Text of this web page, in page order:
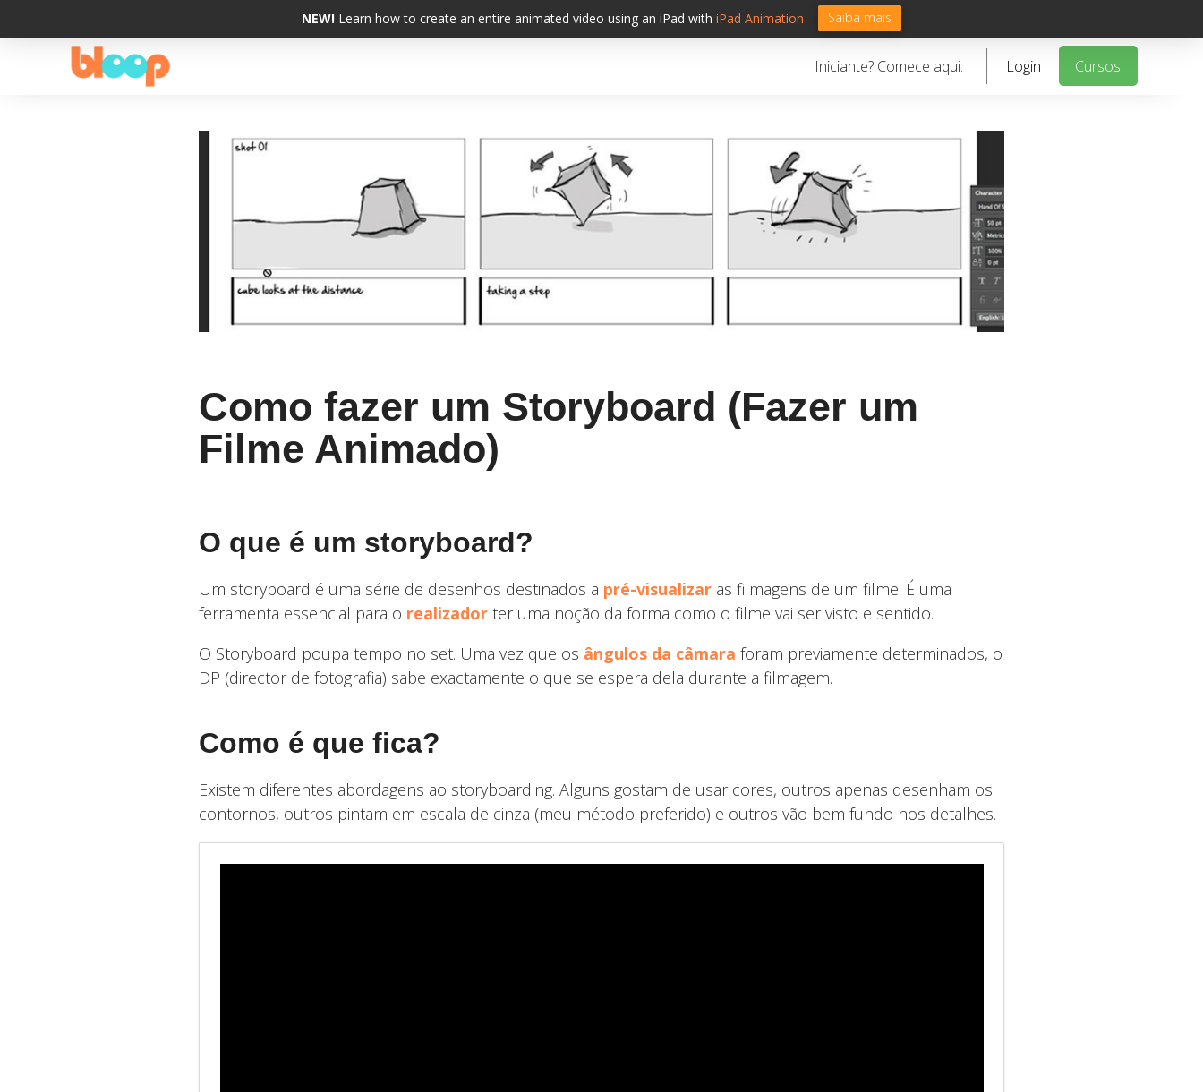
NEW! Learn how to create an entire animated video using an iPad withiPadAnimation Saiba mais
Iniciante? Comece aqui. Login Cursos
Como fazer um Storyboard (Fazer um
Filme Animado)
O que é um storyboard?
Um storyboard é uma série de desenhos destinados a pré-visualizar as filmagens de um filme. É uma
ferramenta essencial para o realizador ter uma noção da forma como o filme vai ser visto e sentido.
O Storyboard poupa tempo no set. Uma vez que os ângulos da câmara foram previamente determinados, o
DP (director de fotografia) sabe exactamente o que se espera dela durante a filmagem.
Como é que fica?
Existem diferentes abordagens ao storyboarding. Alguns gostam de usar cores, outros apenas desenham os
contornos, outros pintam em escala de cinza (meu método preferido) e outros vão bem fundo nos detalhes.